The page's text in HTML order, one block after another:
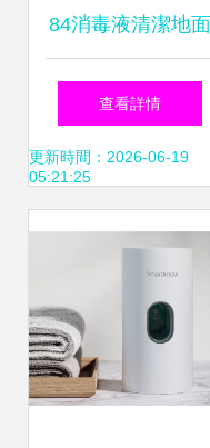
84消毒液清潔地面
的正確用法與注意
事項
查看詳情
更新時間：2026-06-19
05:21:25